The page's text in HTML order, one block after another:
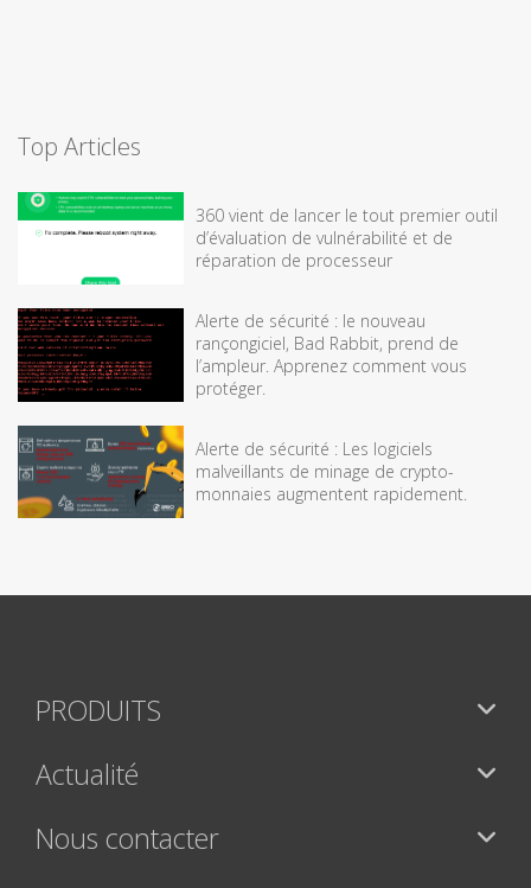
Top Articles
360 vient de lancer le tout premier outil
d’évaluation de vulnérabilité et de
réparation de processeur
Alerte de sécurité : le nouveau
rançongiciel, Bad Rabbit, prend de
l’ampleur. Apprenez comment vous
protéger.
Alerte de sécurité : Les logiciels
malveillants de minage de crypto-
monnaies augmentent rapidement.
PRODUITS
Actualité
Nous contacter